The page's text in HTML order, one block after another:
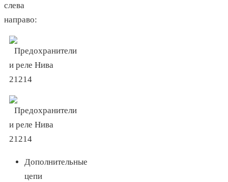
слева
направо:
Дополнительные
цепи